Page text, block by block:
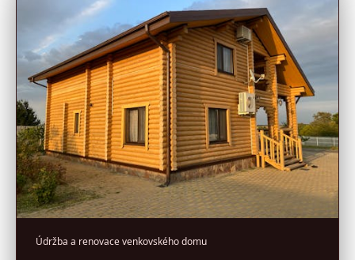
Údržba a renovace venkovského domu